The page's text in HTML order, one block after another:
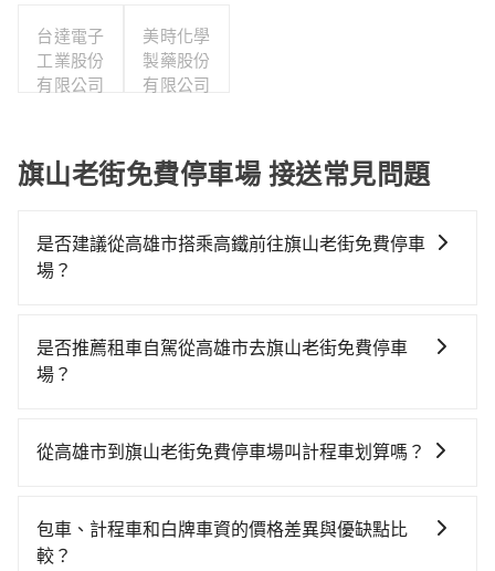
台達電子
工業股份
有限公司
美時化學
製藥股份
有限公司
旗山老街免費停車場 接送常見問題
是否建議從高雄市搭乘高鐵前往旗山老街免費停車
場？
省時、較貴！從最早06:15一直到21:54，左營-新竹一天
最多有47班次高鐵可搭乘。假設從高雄市苓雅區前往最
排隊的時間約20分鐘，再乘坐81~102分鐘（平均89分）
花35分鐘、車費800元後，抵達旗山老街免費停車場 (新
竹縣關西鎮) 的目的地。全程加上轉車時間共2小時59分
是否推薦租車自駕從高雄市去旗山老街免費停車
場？
時不需要閉目養神（因為要自己開車），最重要的是你
$115~205承租小轎車，每公里再額外加收$3.2，從高雄
市（苓雅區）到旗山老街免費停車場的花費預估為
從高雄市到旗山老街免費停車場叫計程車划算嗎？
灣大車隊、Uber、Line Taxi、Yoxi等，如果在路邊攔不
到車，也可考慮打電話至附近的計程車隊，如安全計程
包車、計程車和白牌車資的價格差異與優缺點比
較？